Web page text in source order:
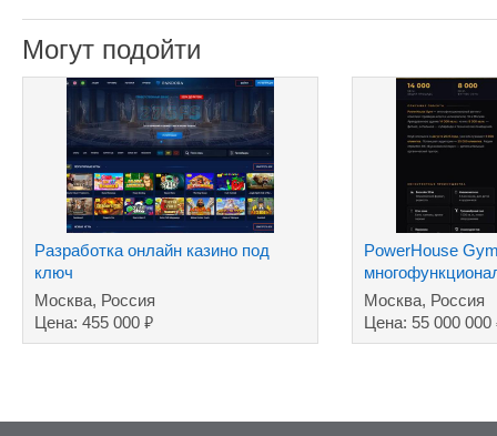
Могут подойти
Разработка онлайн казино под
ключ
Москва, Россия
Цена: 455 000 ₽
PowerHouse
комплекс
Москва, Россия
Цена: 55 000 000